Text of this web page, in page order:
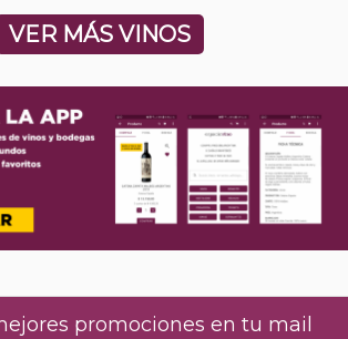
VER MÁS VINOS
promociones en tu mail